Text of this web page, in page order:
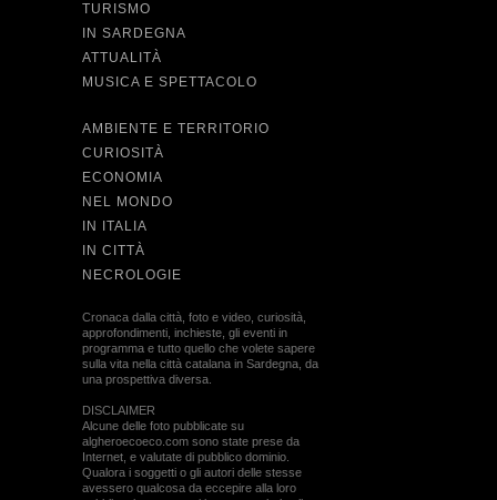
TURISMO
IN SARDEGNA
ATTUALITÀ
MUSICA E SPETTACOLO
AMBIENTE E TERRITORIO
CURIOSITÀ
ECONOMIA
NEL MONDO
IN ITALIA
IN CITTÀ
NECROLOGIE
Cronaca dalla città, foto e video, curiosità,
approfondimenti, inchieste, gli eventi in
programma e tutto quello che volete sapere
sulla vita nella città catalana in Sardegna, da
una prospettiva diversa.
DISCLAIMER
Alcune delle foto pubblicate su
algheroecoeco.com sono state prese da
Internet, e valutate di pubblico dominio.
Qualora i soggetti o gli autori delle stesse
avessero qualcosa da eccepire alla loro